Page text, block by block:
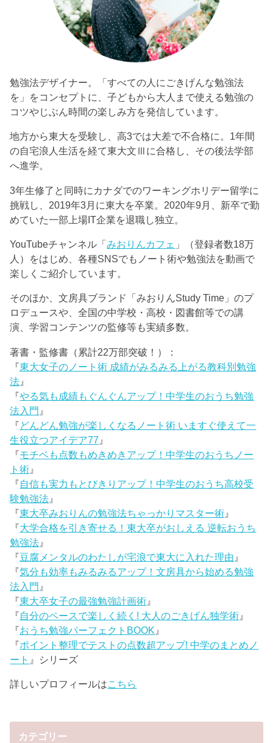
勉強法デザイナー。「すべての人にごきげんな勉強法
を」をコンセプトに、子どもから大人まで使える勉強の
コツやじぶん時間の楽しみ方を発信しています。
地方から東大を受験し、高3では大差で不合格に。1年間
の自宅浪人生活を経て東大文Ⅲに合格し、その後法学部
へ進学。
3年生修了と同時にカナダでのワーキングホリデー留学に
挑戦し、2019年3月に東大を卒業。2020年9月、新卒で勤
めていた一部上場IT企業を退職し独立。
YouTubeチャンネル「みおりんカフェ 」（登録者数18万
人）をはじめ、各種SNSでもノート術や勉強法を動画で
楽しくご紹介しています。
そのほか、文房具ブランド「みおりんStudy Time」のプ
ロデュースや、全国の中学校・高校・図書館等での講
演、学習コンテンツの監修等も実績多数。
著書・監修書（累計22万部突破！）：
『東大女子のノート術 成績がみるみる上がる教科別勉強
法 』
『やる気も成績もぐんぐんアップ！中学生のおうち勉強
法入門 』
『どんどん勉強が楽しくなるノート術 いますぐ使えて一
生役立つアイデア77 』
『モチベも点数もめきめきアップ！中学生のおうちノー
ト術 』
『自信も実力もとびきりアップ！中学生のおうち高校受
験勉強法 』
『東大卒みおりんの勉強法ちゃっかりマスター術 』
『大学合格を引き寄せる！東大卒がおしえる 逆転おうち
勉強法 』
『豆腐メンタルのわたしが宅浪で東大に入れた理由 』
『気分も効率もみるみるアップ！文房具から始める勉強
法入門 』
『東大卒女子の最強勉強計画術 』
『自分のペースで楽しく続く! 大人のごきげん独学術 』
『おうち勉強パーフェクトBOOK 』
『ポイント整理でテストの点数超アップ! 中学のまとめノ
ート 』シリーズ
詳しいプロフィールはこちら
カテゴリー